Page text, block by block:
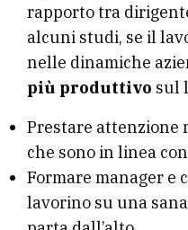
rapporto tra
alcuni studi, se il
nelle dinamiche
più produttivo sul
Prestare attenzione
che sono in linea
Formare manager e
lavorino su una sana